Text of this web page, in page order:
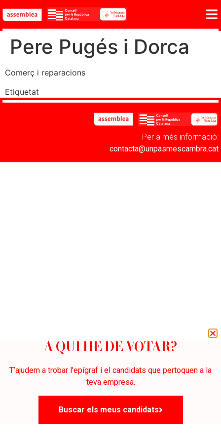
Pere Pugés i Dorca
Comerç i reparacions
Etiquetat
Per a més informació:
contacta@unpasmescambra.cat
A QUI HE DE VOTAR?
T’ajudem a trobar l’epígraf i el candidats que pertoquen a la
teva empresa.
Buscar els meus candidats